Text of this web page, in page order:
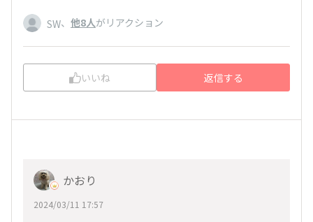
SW、 他8人がリアクション
いいね 返信する
かおり
2024/03/11 17:57